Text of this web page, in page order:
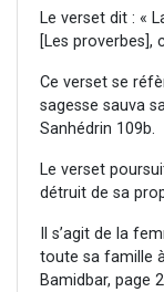
Le verset dit : «
[Les proverbes],
Ce verset se
sagesse sauva
Sanhédrin 109b.
Le verset
détruit de sa
Il s’agit de la
toute sa famille
Bamidbar, page